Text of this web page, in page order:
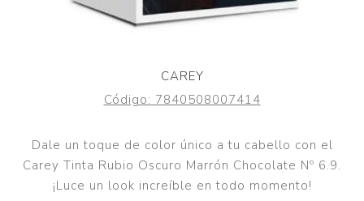
CAREY
Código: 7840508007414
Dale un toque de color único a tu cabello con el
Carey Tinta Rubio Oscuro Marrón Chocolate Nº 6.9.
¡Luce un look increíble en todo momento!